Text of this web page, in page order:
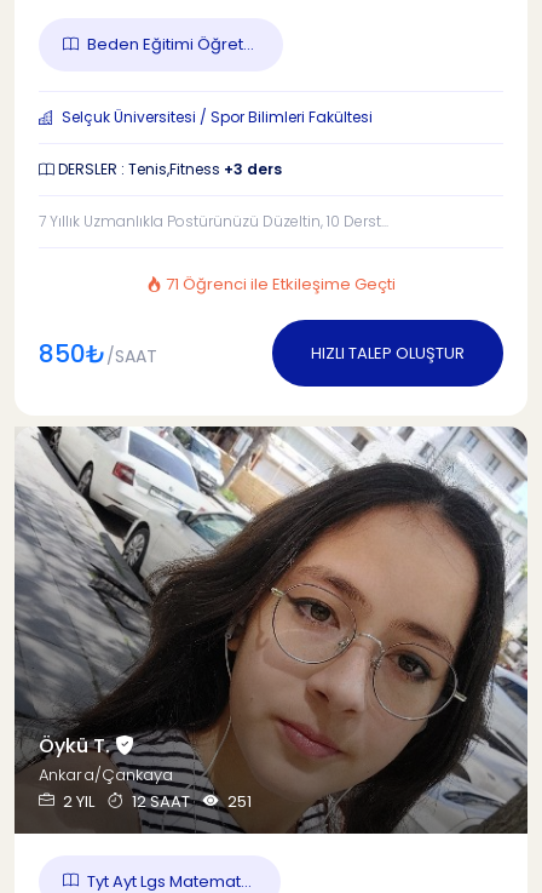
Beden Eğitimi Öğret...
Selçuk Üniversitesi / Spor Bilimleri Fakültesi
DERSLER : Tenis,Fitness +3 ders
7 Yıllık Uzmanlıkla Postürünüzü Düzeltin, 10 Derst...
71 Öğrenci ile Etkileşime Geçti
850₺/SAAT HIZLI TALEP OLUŞTUR
Öykü T.
Ankara/Çankaya
2 YIL
12 SAAT 251
Tyt Ayt Lgs Matemat...